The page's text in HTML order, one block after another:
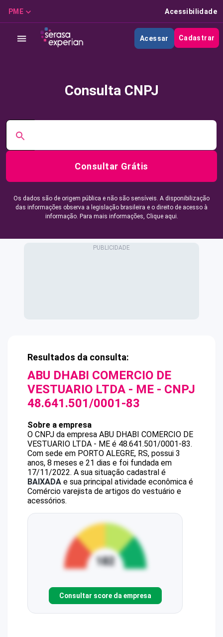
PME Acessibilidade
Acessar Cadastrar
Consulta CNPJ
Consultar Grátis
Os dados são de origem pública e não são sensíveis. A disponibilização
das informações observa a legislação brasileira e o direito de acesso à
informação. Para mais informações, Clique aqui.
Resultados da consulta:
ABU DHABI COMERCIO DE
VESTUARIO LTDA - ME - CNPJ
48.641.501/0001-83
Sobre a empresa
O CNPJ da empresa ABU DHABI COMERCIO DE
VESTUARIO LTDA - ME é 48.641.501/0001-83.
Com sede em PORTO ALEGRE, RS, possui 3
anos, 8 meses e 21 dias e foi fundada em
17/11/2022. A sua situação cadastral é
BAIXADA e sua principal atividade econômica é
Comércio varejista de artigos do vestuário e
acessórios.
Consultar score da empresa